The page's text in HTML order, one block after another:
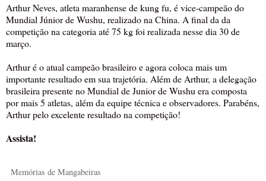
Arthur Neves, atleta maranhense de kung fu, é vice-campeão do
Mundial Júnior de Wushu, realizado na China. A final da da
competição na categoria até 75 kg foi realizada nesse dia 30 de
março.
Arthur é o atual campeão brasileiro e agora coloca mais um
importante resultado em sua trajetória. Além de Arthur, a delegação
brasileira presente no Mundial de Junior de Wushu era composta
por mais 5 atletas, além da equipe técnica e observadores. Parabéns,
Arthur pelo excelente resultado na competição!
Assista!
Memórias de Mangabeiras